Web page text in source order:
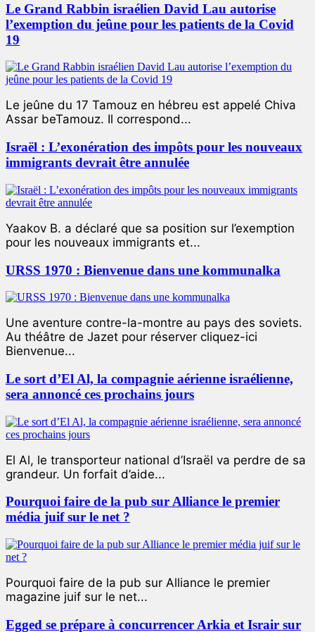
Le Grand Rabbin israélien David Lau autorise
l’exemption du jeûne pour les patients de la Covid
19
Le jeûne du 17 Tamouz en hébreu est appelé Chiva
Assar beTamouz. Il correspond...
Israël : L’exonération des impôts pour les nouveaux
immigrants devrait être annulée
Yaakov B. a déclaré que sa position sur l’exemption
pour les nouveaux immigrants et...
URSS 1970 : Bienvenue dans une kommunalka
Une aventure contre-la-montre au pays des soviets.
Au théâtre de Jazet pour réserver cliquez-ici
Bienvenue...
Le sort d’El Al, la compagnie aérienne israélienne,
sera annoncé ces prochains jours
El Al, le transporteur national d’Israël va perdre de sa
grandeur. Un forfait d’aide...
Pourquoi faire de la pub sur Alliance le premier
média juif sur le net ?
Pourquoi faire de la pub sur Alliance le premier
magazine juif sur le net...
Egged se prépare à concurrencer Arkia et Israir sur